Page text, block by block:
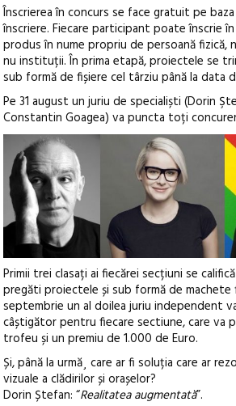
Înscrierea în concurs se face gratuit pe
înscriere. Fiecare participant poate înscrie
produs în nume propriu de persoană fizică,
nu instituții. În prima etapă, proiectele se
sub formă de fișiere cel târziu până la data
Pe 31 august un juriu de specialiști (Dorin
Constantin Goagea) va puncta toți
Primii trei clasați ai fiecărei secțiuni se
pregăti proiectele și sub formă de machete
septembrie un al doilea juriu independent
câștigător pentru fiecare sectiune, care va
trofeu și un premiu de 1.000 de Euro.
Și, până la urmă¸ care ar fi soluția care ar
vizuale a clădirilor și orașelor?
Dorin Ștefan: “Realitatea augmentată”.